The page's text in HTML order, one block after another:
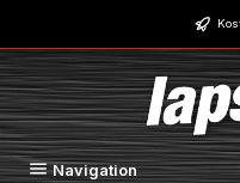
Zum Hauptinhalt springen
Navigation